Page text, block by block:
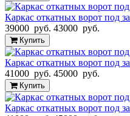
Каркас откатных ворот под
39000 руб. 43000 руб.
Купить
Каркас откатных ворот под
41000 руб. 45000 руб.
Купить
Каркас откатных ворот под